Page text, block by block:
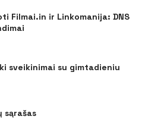
Filmai.in ir Linkomanija: DNS
sveikinimai su gimtadieniu
sąrašas